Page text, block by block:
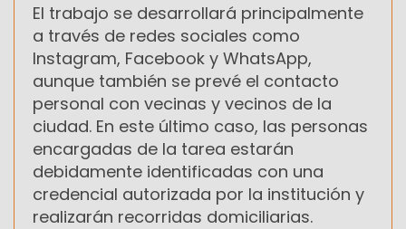
El trabajo se desarrollará principalmente
a través de redes sociales como
Instagram, Facebook y WhatsApp,
aunque también se prevé el contacto
personal con vecinas y vecinos de la
ciudad. En este último caso, las personas
encargadas de la tarea estarán
debidamente identificadas con una
credencial autorizada por la institución y
realizarán recorridas domiciliarias.